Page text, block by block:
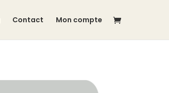
Contact Mon compte